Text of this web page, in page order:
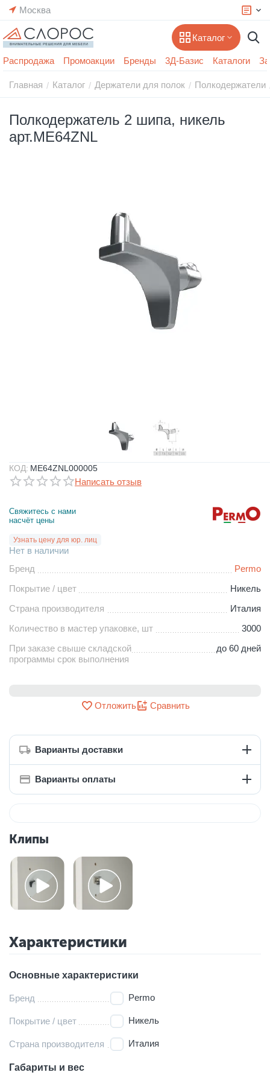
Москва
Каталог
Распродажа Промоакции Бренды 3Д-Базис Каталоги
Главная / Каталог / Держатели для полок / Полкодержатели
Полкодержатель 2 шипа, никель
арт.ME64ZNL
КОД: ME64ZNL000005
Написать отзыв
Свяжитесь с нами
насчёт цены
Узнать цену для юр. лиц
Нет в наличии
Бренд
Permo
Покрытие / цвет
Никель
Страна производителя
Италия
Количество в мастер упаковке, шт
3000
При заказе свыше складской
программы срок выполнения
до 60 дней
Отложить Сравнить
Варианты доставки
Варианты оплаты
Клипы
Характеристики
Основные характеристики
Бренд Permo
Покрытие / цвет Никель
Страна производителя Италия
Габариты и вес